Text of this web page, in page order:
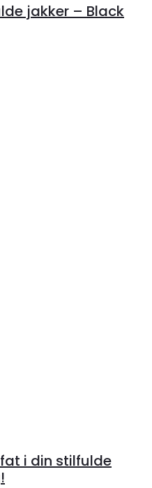
jakker – Black
i din stilfulde